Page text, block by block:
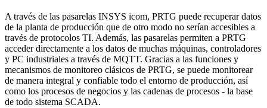
A través de las pasarelas INSYS icom, PRTG puede recuperar datos
de la planta de producción que de otro modo no serían accesibles a
través de protocolos TI. Además, las pasarelas permiten a PRTG
acceder directamente a los datos de muchas máquinas, controladores
y PC industriales a través de MQTT. Gracias a las funciones y
mecanismos de monitoreo clásicos de PRTG, se puede monitorear
de manera integral y confiable todo el entorno de producción, así
como los procesos de negocios y las cadenas de procesos - la base
de todo sistema SCADA.